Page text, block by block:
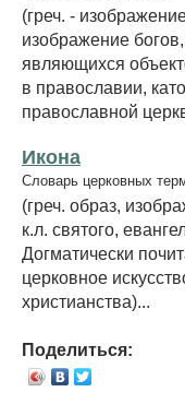
(греч. -
изображение
являющихся
в православии,
православной
Икона
Словарь церковных
(греч. образ,
к.л. святого,
Догматически
церковное
христианства)...
Поделиться: